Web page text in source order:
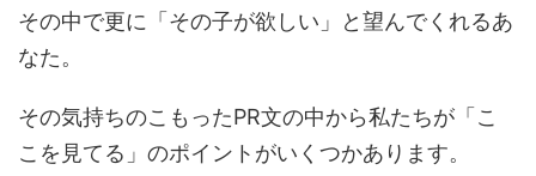
その中で更に「その子が欲しい」と望んでくれるあ
なた。
その気持ちのこもったPR文の中から私たちが「こ
こを見てる」のポイントがいくつかあります。